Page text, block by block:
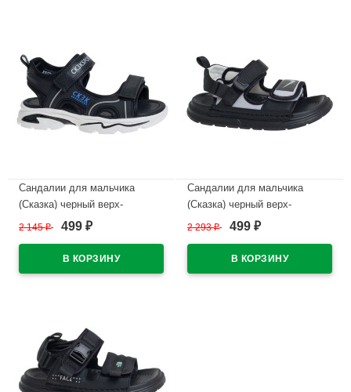
Сандалии для мальчика
(Сказка) черный верх-
искусственная кожа
размерный ряд 32-37
арт.R101771521BK
2 145₽ 499 ₽
Сандалии для мальчика
(Сказка) черный верх-
текстиль подкладка-
ряд 32-37 арт.R100981721BK
2 293₽ 499 ₽